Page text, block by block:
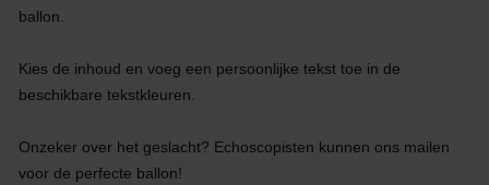
ballon.
Kies de inhoud en voeg een persoonlijke tekst toe in de
beschikbare tekstkleuren.
Onzeker over het geslacht? Echoscopisten kunnen ons mailen
voor de perfecte ballon!